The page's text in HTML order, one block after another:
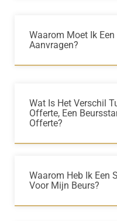
Waarom Moet Ik
Aanvragen?
Wat Is Het Verschil
Offerte, Een
Offerte?
Waarom Heb Ik Een
Voor Mijn Beurs?